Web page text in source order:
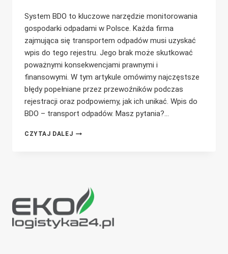
System BDO to kluczowe narzędzie monitorowania
gospodarki odpadami w Polsce. Każda firma
zajmująca się transportem odpadów musi uzyskać
wpis do tego rejestru. Jego brak może skutkować
poważnymi konsekwencjami prawnymi i
finansowymi. W tym artykule omówimy najczęstsze
błędy popełniane przez przewoźników podczas
rejestracji oraz podpowiemy, jak ich unikać. Wpis do
BDO – transport odpadów. Masz pytania?…
CZYTAJ DALEJWPIS
NAJCZĘSTSZE
BŁĘDY